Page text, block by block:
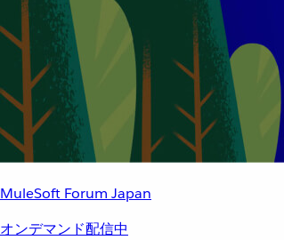
MuleSoft Forum Japan
オンデマンド配信中